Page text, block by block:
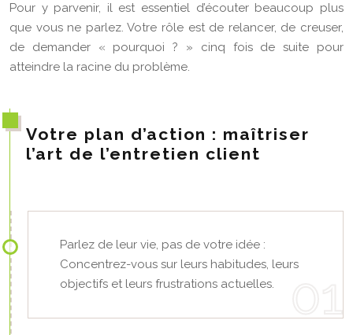
Pour y parvenir, il est essentiel d’écouter beaucoup plus
que vous ne parlez. Votre rôle est de relancer, de creuser,
de demander « pourquoi ? » cinq fois de suite pour
atteindre la racine du problème.
Votre plan d’action : maîtriser
l’art de l’entretien client
Parlez de leur vie, pas de votre idée :
Concentrez-vous sur leurs habitudes, leurs
objectifs et leurs frustrations actuelles.